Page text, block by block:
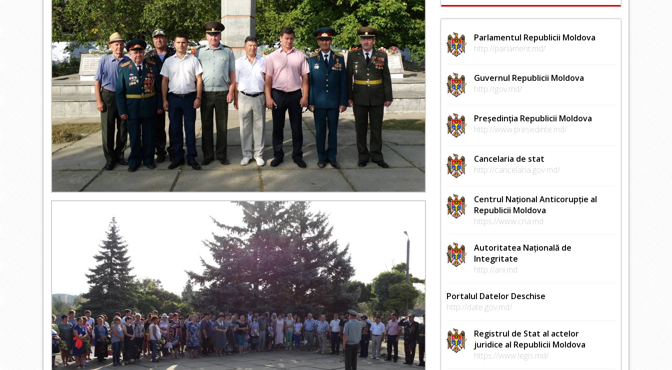
Parlamentul Republicii Moldova
http://parlament.md/
Guvernul Republicii Moldova
http://gov.md/
Președinția Republicii Moldova
http://www.presedinte.md/
Cancelaria de stat
http://cancelaria.gov.md/
Centrul Național Anticorupție al
Republicii Moldova
https://www.cna.md
Autoritatea Națională de
Integritate
http://ani.md
Portalul Datelor Deschise
http://date.gov.md/
Registrul de Stat al actelor
juridice al Republicii Moldova
https://www.legis.md/